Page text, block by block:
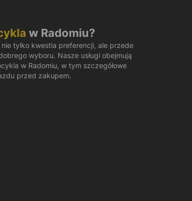
w Radomiu?
tylko kwestia preferencji, ale przede
wyboru. Nasze usługi obejmują
w Radomiu, w tym szczegółowe
przed zakupem.